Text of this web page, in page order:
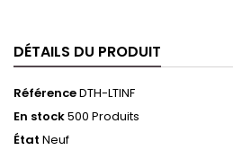
DÉTAILS DU PRODUIT
RéférenceDTH-LTINF
En stock500 Produits
État Neuf